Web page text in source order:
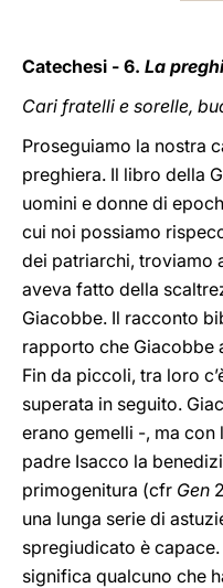
Catechesi - 6. La
Cari fratelli e sorelle,
Proseguiamo la nostra
preghiera. Il libro della
uomini e donne di
cui noi possiamo
dei patriarchi, troviamo
aveva fatto della
Giacobbe. Il racconto
rapporto che Giacobbe
Fin da piccoli, tra loro
superata in seguito.
erano gemelli -, ma con
padre Isacco la
primogenitura (cfr Gen
una lunga serie di
spregiudicato è
significa qualcuno che